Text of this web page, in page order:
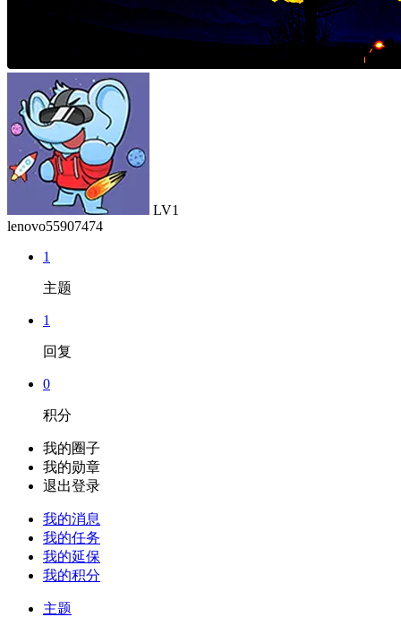
LV1
lenovo55907474
1
主题
1
回复
0
积分
我的圈子
我的勋章
退出登录
我的消息
我的任务
我的延保
我的积分
主题